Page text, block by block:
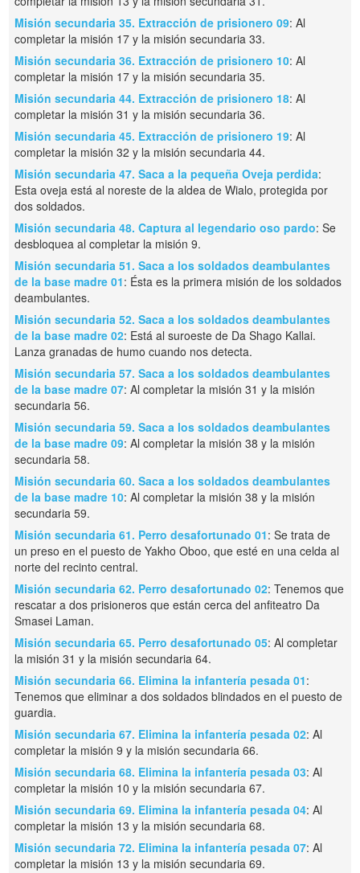
Misión secundaria 35. Extracción de prisionero 09: Al
completar la misión 17 y la misión secundaria 33.
Misión secundaria 36. Extracción de prisionero 10: Al
completar la misión 17 y la misión secundaria 35.
Misión secundaria 44. Extracción de prisionero 18: Al
completar la misión 31 y la misión secundaria 36.
Misión secundaria 45. Extracción de prisionero 19: Al
completar la misión 32 y la misión secundaria 44.
Misión secundaria 47. Saca a la pequeña Oveja perdida:
Esta oveja está al noreste de la aldea de Wialo, protegida por
dos soldados.
Misión secundaria 48. Captura al legendario oso pardo: Se
desbloquea al completar la misión 9.
Misión secundaria 51. Saca a los soldados deambulantes
de la base madre 01: Ésta es la primera misión de los soldados
deambulantes.
Misión secundaria 52. Saca a los soldados deambulantes
de la base madre 02: Está al suroeste de Da Shago Kallai.
Lanza granadas de humo cuando nos detecta.
Misión secundaria 57. Saca a los soldados deambulantes
de la base madre 07: Al completar la misión 31 y la misión
secundaria 56.
Misión secundaria 59. Saca a los soldados deambulantes
de la base madre 09: Al completar la misión 38 y la misión
secundaria 58.
Misión secundaria 60. Saca a los soldados deambulantes
de la base madre 10: Al completar la misión 38 y la misión
secundaria 59.
Misión secundaria 61. Perro desafortunado 01: Se trata de
un preso en el puesto de Yakho Oboo, que esté en una celda al
norte del recinto central.
Misión secundaria 62. Perro desafortunado 02: Tenemos que
rescatar a dos prisioneros que están cerca del anfiteatro Da
Smasei Laman.
Misión secundaria 65. Perro desafortunado 05: Al completar
la misión 31 y la misión secundaria 64.
Misión secundaria 66. Elimina la infantería pesada 01:
Tenemos que eliminar a dos soldados blindados en el puesto de
guardia.
Misión secundaria 67. Elimina la infantería pesada 02: Al
completar la misión 9 y la misión secundaria 66.
Misión secundaria 68. Elimina la infantería pesada 03: Al
completar la misión 10 y la misión secundaria 67.
Misión secundaria 69. Elimina la infantería pesada 04: Al
completar la misión 13 y la misión secundaria 68.
Misión secundaria 72. Elimina la infantería pesada 07: Al
completar la misión 13 y la misión secundaria 69.